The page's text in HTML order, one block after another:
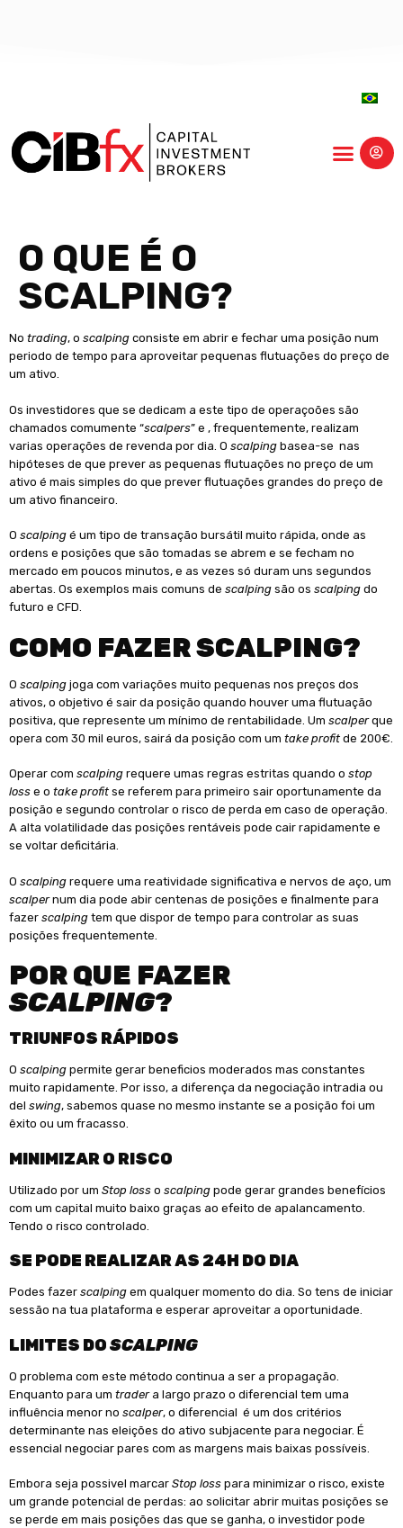
O QUE É O
SCALPING?
No trading, o scalping consiste em abrir e fechar uma posição num
periodo de tempo para aproveitar pequenas flutuações do preço de
um ativo.
Os investidores que se dedicam a este tipo de operaçoões são
chamados comumente “scalpers” e , frequentemente, realizam
varias operações de revenda por dia. O scalping basea-se nas
hipóteses de que prever as pequenas flutuações no preço de um
ativo é mais simples do que prever flutuações grandes do preço de
um ativo financeiro.
O scalping é um tipo de transação bursátil muito rápida, onde as
ordens e posições que são tomadas se abrem e se fecham no
mercado em poucos minutos, e as vezes só duram uns segundos
abertas. Os exemplos mais comuns de scalping são os scalping do
futuro e CFD.
COMO FAZER SCALPING?
O scalping joga com variações muito pequenas nos preços dos
ativos, o objetivo é sair da posição quando houver uma flutuação
positiva, que represente um mínimo de rentabilidade. Um scalperque
opera com 30 mil euros, sairá da posição com um take profit de 200€.
Operar com scalping requere umas regras estritas quando o stop
loss e o take profit se referem para primeiro sair oportunamente da
posição e segundo controlar o risco de perda em caso de operação.
A alta volatilidade das posições rentáveis pode cair rapidamente e
se voltar deficitária.
O scalping requere uma reatividade significativa e nervos de aço, um
scalpernum dia pode abir centenas de posições e finalmente para
fazer scalping tem que dispor de tempo para controlar as suas
posições frequentemente.
POR QUE FAZER
SCALPING?
TRIUNFOS RÁPIDOS
O scalping permite gerar beneficios moderados mas constantes
muito rapidamente. Por isso, a diferença da negociação intradia ou
del swing, sabemos quase no mesmo instante se a posição foi um
êxito ou um fracasso.
MINIMIZAR O RISCO
Utilizado por um Stop loss o scalping pode gerar grandes benefícios
com um capital muito baixo graças ao efeito de apalancamento.
Tendo o risco controlado.
SE PODE REALIZAR AS 24H DO DIA
Podes fazer scalping em qualquer momento do dia. So tens de iniciar
sessão na tua plataforma e esperar aproveitar a oportunidade.
LIMITES DOSCALPING
O problema com este método continua a ser a propagação.
Enquanto para um tradera largo prazo o diferencial tem uma
influência menor no scalper, o diferencial é um dos critérios
determinante nas eleições do ativo subjacente para negociar. É
essencial negociar pares com as margens mais baixas possíveis.
Embora seja possivel marcar Stop loss para minimizar o risco, existe
um grande potencial de perdas: ao solicitar abrir muitas posições se
se perde em mais posições das que se ganha, o investidor pode